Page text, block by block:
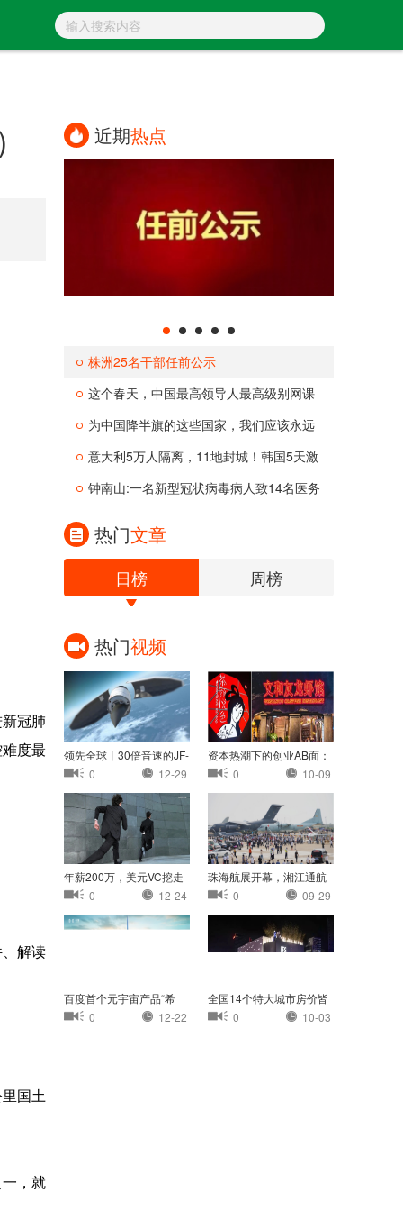
冠肺
度最
解读
国土
，就
近期热点
株洲25名干部任前公示
这个春天，中国最高领导人最高级别网课
为中国降半旗的这些国家，我们应该永远
意大利5万人隔离，11地封城！韩国5天激
增钟南山:一名新型冠状病毒病人致14名医务
热门文章
日榜 周榜
热门视频
领先全球丨30倍音速的JF-
22：中国高超音速
0 12-29
资本热潮下的创业AB面：
茶颜悦色认怂，
0 10-09
年薪200万，美元VC挖走
我的员工
0 12-24
珠海航展开幕，湘江通航
小镇首次亮相珠
0 09-29
百度首个元宇宙产品“希
壤”正式开放内
0 12-22
全国14个特大城市房价皆
过万：杭州最高
0 10-03